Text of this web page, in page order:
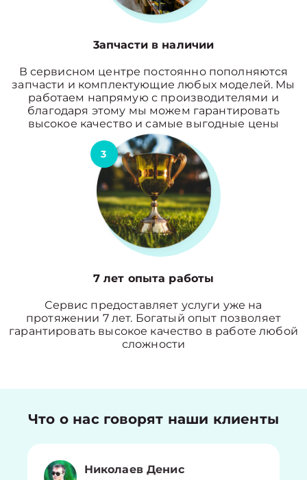
3апчасти в наличии
В сервисном центре постоянно пополняются
запчасти и комплектующие любых моделей. Мы
работаем напрямую с производителями и
благодаря этому мы можем гарантировать
высокое качество и самые выгодные цены
3
7 лет опыта работы
Сервис предоставляет услуги уже на
протяжении 7 лет. Богатый опыт позволяет
гарантировать высокое качество в работе любой
сложности
Что о нас говорят наши клиенты
Николаев Денис